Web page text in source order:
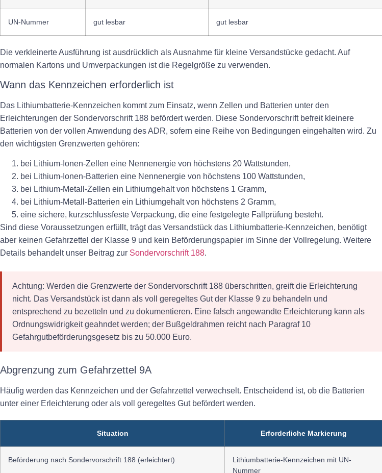
UN-Nummer gut lesbar gut lesbar
Die verkleinerte Ausführung ist ausdrücklich als Ausnahme für kleine Versandstücke gedacht. Auf
normalen Kartons und Umverpackungen ist die Regelgröße zu verwenden.
Wann das Kennzeichen erforderlich ist
Das Lithiumbatterie-Kennzeichen kommt zum Einsatz, wenn Zellen und Batterien unter den
Erleichterungen der Sondervorschrift 188 befördert werden. Diese Sondervorschrift befreit kleinere
Batterien von der vollen Anwendung des ADR, sofern eine Reihe von Bedingungen eingehalten wird. Zu
den wichtigsten Grenzwerten gehören:
bei Lithium-Ionen-Zellen eine Nennenergie von höchstens 20 Wattstunden,
bei Lithium-Ionen-Batterien eine Nennenergie von höchstens 100 Wattstunden,
bei Lithium-Metall-Zellen ein Lithiumgehalt von höchstens 1 Gramm,
bei Lithium-Metall-Batterien ein Lithiumgehalt von höchstens 2 Gramm,
eine sichere, kurzschlussfeste Verpackung, die eine festgelegte Fallprüfung besteht.
Sind diese Voraussetzungen erfüllt, trägt das Versandstück das Lithiumbatterie-Kennzeichen, benötigt
aber keinen Gefahrzettel der Klasse 9 und kein Beförderungspapier im Sinne der Vollregelung. Weitere
Details behandelt unser Beitrag zur Sondervorschrift 188.
Achtung: Werden die Grenzwerte der Sondervorschrift 188 überschritten, greift die Erleichterung
nicht. Das Versandstück ist dann als voll geregeltes Gut der Klasse 9 zu behandeln und
entsprechend zu bezetteln und zu dokumentieren. Eine falsch angewandte Erleichterung kann als
Ordnungswidrigkeit geahndet werden; der Bußgeldrahmen reicht nach Paragraf 10
Gefahrgutbeförderungsgesetz bis zu 50.000 Euro.
Abgrenzung zum Gefahrzettel 9A
Häufig werden das Kennzeichen und der Gefahrzettel verwechselt. Entscheidend ist, ob die Batterien
unter einer Erleichterung oder als voll geregeltes Gut befördert werden.
Situation Erforderliche Markierung
Beförderung nach Sondervorschrift 188 (erleichtert)
Lithiumbatterie-Kennzeichen mit UN-
Nummer